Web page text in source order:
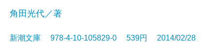
角田光代／著
新潮文庫 978-4-10-105829-0 539円 2014/02/28